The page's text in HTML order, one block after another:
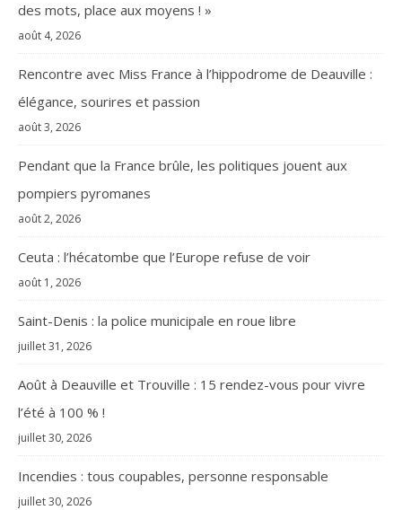
des mots, place aux moyens ! »
août 4, 2026
Rencontre avec Miss France à l’hippodrome de Deauville :
élégance, sourires et passion
août 3, 2026
Pendant que la France brûle, les politiques jouent aux
pompiers pyromanes
août 2, 2026
Ceuta : l’hécatombe que l’Europe refuse de voir
août 1, 2026
Saint-Denis : la police municipale en roue libre
juillet 31, 2026
Août à Deauville et Trouville : 15 rendez-vous pour vivre
l’été à 100 % !
juillet 30, 2026
Incendies : tous coupables, personne responsable
juillet 30, 2026